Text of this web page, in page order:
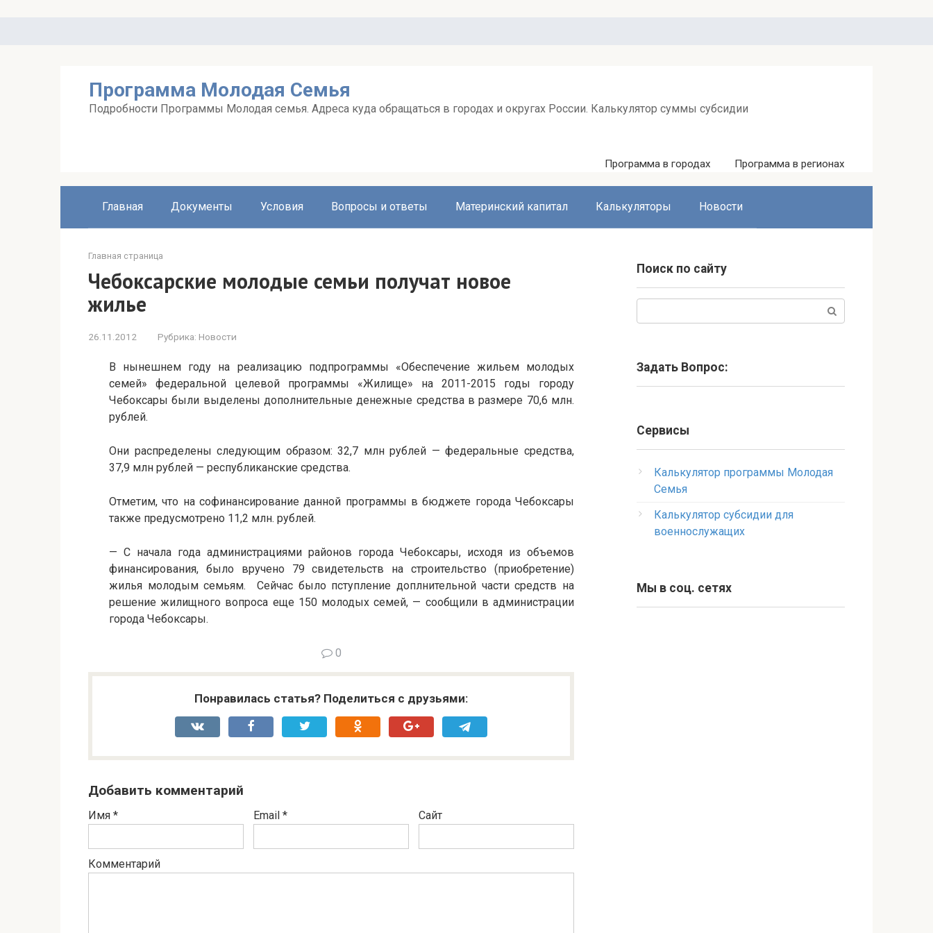
Программа Молодая Семья
Подробности Программы Молодая семья. Адреса куда обращаться в городах и округах России. Калькулятор суммы субсидии
Программа в городах Программа в регионах
Главная Документы Условия Вопросы и ответы Материнский капитал Калькуляторы Новости
Главная страница
Чебоксарские молодые семьи получат новое
жилье
26.11.2012 Рубрика: Новости
В нынешнем году на реализацию подпрограммы «Обеспечение жильем молодых
семей» федеральной целевой программы «Жилище» на 2011-2015 годы городу
Чебоксары были выделены дополнительные денежные средства в размере 70,6 млн.
рублей.
Они распределены следующим образом: 32,7 млн рублей — федеральные средства,
37,9 млн рублей — республиканские средства.
Отметим, что на софинансирование данной программы в бюджете города Чебоксары
также предусмотрено 11,2 млн. рублей.
— С начала года администрациями районов города Чебоксары, исходя из объемов
финансирования, было вручено 79 свидетельств на строительство (приобретение)
жилья молодым семьям. Сейчас было пступление доплнительной части средств на
решение жилищного вопроса еще 150 молодых семей, — сообщили в администрации
города Чебоксары.
0
Понравилась статья? Поделиться с друзьями:
Добавить комментарий
Имя * Email * Сайт
Комментарий
Поиск по сайту
Задать Вопрос:
Сервисы
Калькулятор программы Молодая
Семья
Калькулятор субсидии для
военнослужащих
Мы в соц. сетях